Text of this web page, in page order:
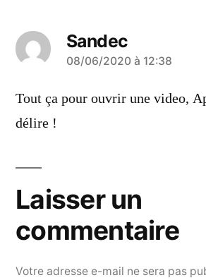
Sandec
a
dit :
08/06/2020 à 12:38
Tout ça pour ouvrir une video,
délire !
Laisser un
commentaire
Votre adresse e-mail ne sera pas